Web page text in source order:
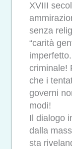
XVIII
senza
“carità
criminale!
che i
governi
modi!
Il dialogo
dalla
sta